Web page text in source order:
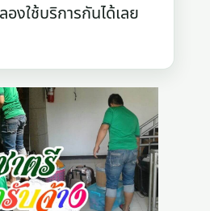
องใช้บริการกันได้เลย